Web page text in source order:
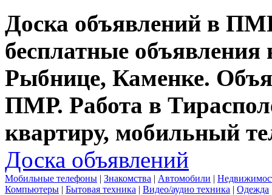
Доска объявлений в
бесплатные объявления
Рыбнице, Каменке.
ПМР. Работа в
квартиру, мобильный
Доска объявлений
Мобильные телефоны | Знакомства | Автомобили |
Компьютеры | Бытовая техника | Видео/аудио техника | Одежда